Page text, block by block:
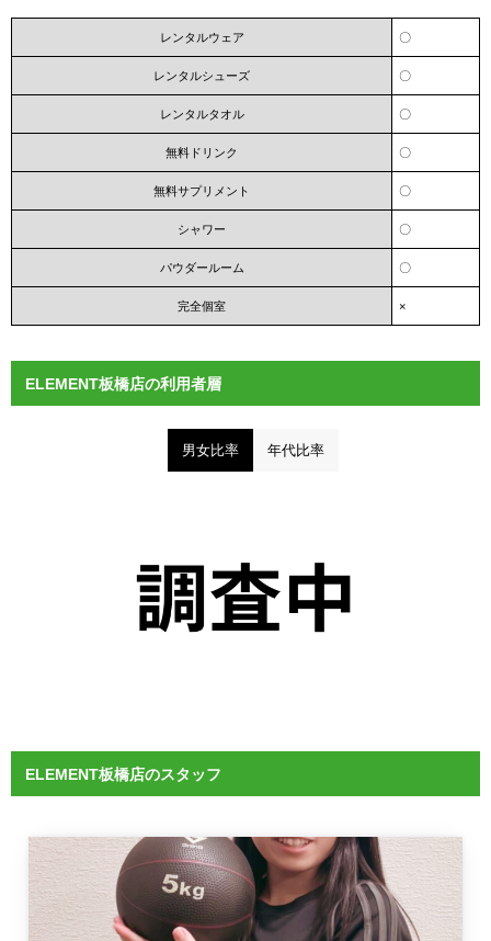
レンタルウェア 〇
レンタルシューズ 〇
レンタルタオル 〇
無料ドリンク 〇
無料サプリメント 〇
シャワー 〇
パウダールーム 〇
完全個室 ×
ELEMENT板橋店の利用者層
男女比率 年代比率
ELEMENT板橋店のスタッフ